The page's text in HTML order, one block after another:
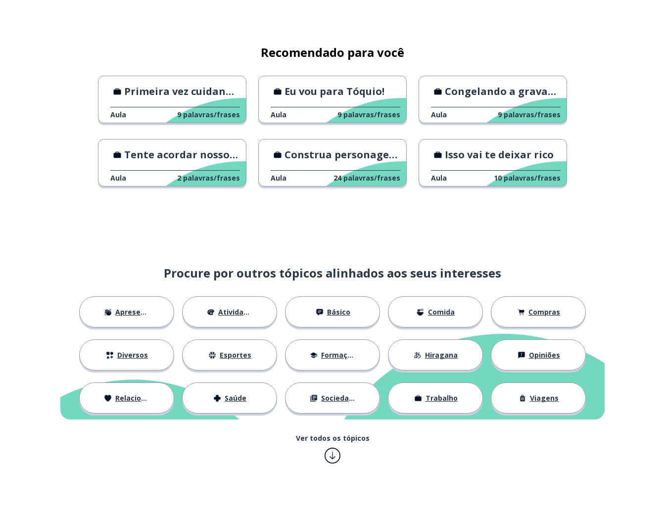
Recomendado para você
Primeira vez cuidando de crianças?
Aula 9 palavras/frases
Eu vou para Tóquio!
Aula 9 palavras/frases
Congelando a gravata do meu chefe
Aula 9 palavras/frases
Tente acordar nosso CEO
Aula 2 palavras/frases
Construa personagens silenciosos no trabalho
Aula 24 palavras/frases
Isso vai te deixar rico
Aula 10 palavras/frases
Procure por outros tópicos alinhados aos seus interesses
Apresentações Atividades Básico Comida Compras
Diversos Esportes Formação Hiragana Opiniões
Relacionamentos Saúde Sociedade Trabalho Viagens
Ver todos os tópicos